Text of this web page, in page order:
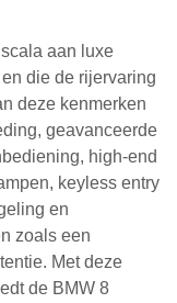
aan luxe
die de rijervaring
deze kenmerken
geavanceerde
high-end
keyless entry
en
zoals een
Met deze
de BMW 8